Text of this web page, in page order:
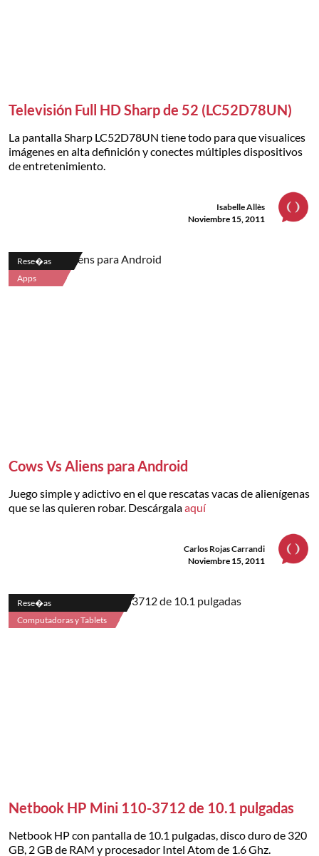
Televisión Full HD Sharp de 52 (LC52D78UN)
La pantalla Sharp LC52D78UN tiene todo para que visualices
imágenes en alta definición y conectes múltiples dispositivos
de entretenimiento.
Isabelle Allès
Noviembre 15, 2011
Rese�as
Apps
Cows Vs Aliens para Android
Juego simple y adictivo en el que rescatas vacas de alienígenas
que se las quieren robar. Descárgalaaquí
Carlos Rojas Carrandi
Noviembre 15, 2011
Rese�as
Computadoras y Tablets
Netbook HP Mini 110-3712 de 10.1 pulgadas
Netbook HP con pantalla de 10.1 pulgadas, disco duro de 320
GB, 2 GB de RAM y procesador Intel Atom de 1.6 Ghz.